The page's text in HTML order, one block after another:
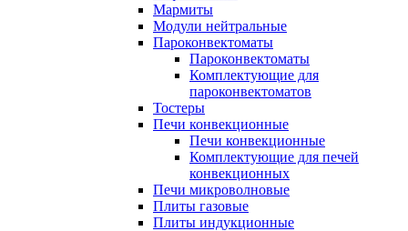
Мармиты
Модули нейтральные
Пароконвектоматы
Пароконвектоматы
Комплектующие для
пароконвектоматов
Тостеры
Печи конвекционные
Печи конвекционные
Комплектующие для печей
конвекционных
Печи микроволновые
Плиты газовые
Плиты индукционные